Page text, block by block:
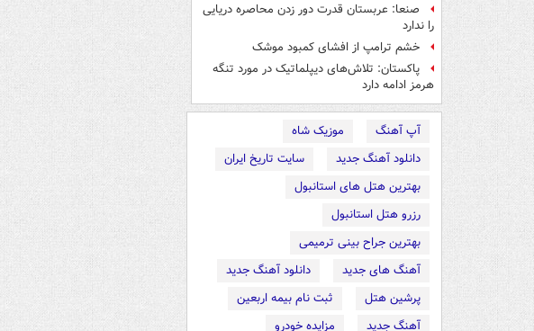
صنعا: عربستان قدرت دور زدن محاصره دریایی
را ندارد
خشم ترامپ از افشای کمبود موشک
پاکستان: تلاش‌های دیپلماتیک در مورد تنگه
هرمز ادامه دارد
آپ آهنگ
موزیک شاه
دانلود آهنگ جدید
سایت تاریخ ایران
بهترین هتل های استانبول
رزرو هتل استانبول
بهترین جراح بینی ترمیمی
آهنگ های جدید
دانلود آهنگ جدید
پرشین هتل
ثبت نام بیمه اربعین
آهنگ جدید
مزایده خودرو